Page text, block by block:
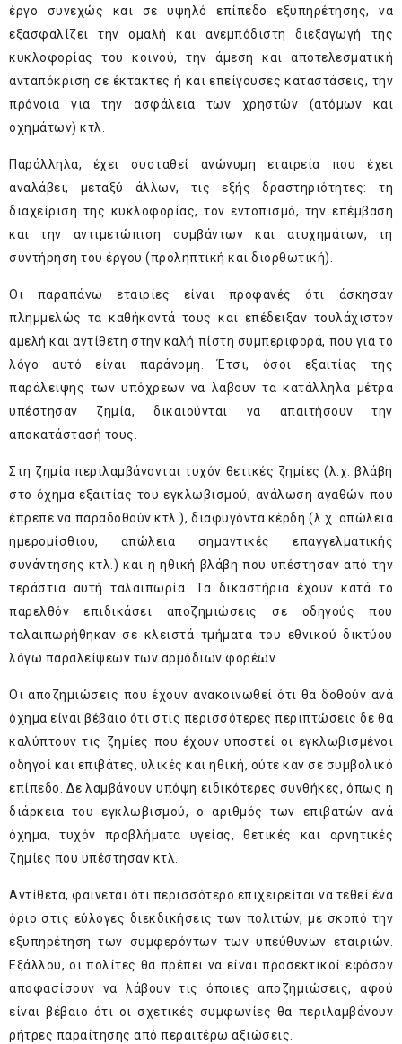
έργο συνεχώς και σε υψηλό επίπεδο εξυπηρέτησης, να
εξασφαλίζει την ομαλή και ανεμπόδιστη διεξαγωγή της
κυκλοφορίας του κοινού, την άμεση και αποτελεσματική
ανταπόκριση σε έκτακτες ή και επείγουσες καταστάσεις, την
πρόνοια για την ασφάλεια των χρηστών (ατόμων και
οχημάτων) κτλ.
Παράλληλα, έχει συσταθεί ανώνυμη εταιρεία που έχει
αναλάβει, μεταξύ άλλων, τις εξής δραστηριότητες: τη
διαχείριση της κυκλοφορίας, τον εντοπισμό, την επέμβαση
και την αντιμετώπιση συμβάντων και ατυχημάτων, τη
συντήρηση του έργου (προληπτική και διορθωτική).
Οι παραπάνω εταιρίες είναι προφανές ότι άσκησαν
πλημμελώς τα καθήκοντά τους και επέδειξαν τουλάχιστον
αμελή και αντίθετη στην καλή πίστη συμπεριφορά, που για το
λόγο αυτό είναι παράνομη. Έτσι, όσοι εξαιτίας της
παράλειψης των υπόχρεων να λάβουν τα κατάλληλα μέτρα
υπέστησαν ζημία, δικαιούνται να απαιτήσουν την
αποκατάστασή τους.
Στη ζημία περιλαμβάνονται τυχόν θετικές ζημίες (λ.χ. βλάβη
στο όχημα εξαιτίας του εγκλωβισμού, ανάλωση αγαθών που
έπρεπε να παραδοθούν κτλ.), διαφυγόντα κέρδη (λ.χ. απώλεια
ημερομίσθιου, απώλεια σημαντικές επαγγελματικής
συνάντησης κτλ.) και η ηθική βλάβη που υπέστησαν από την
τεράστια αυτή ταλαιπωρία. Τα δικαστήρια έχουν κατά το
παρελθόν επιδικάσει αποζημιώσεις σε οδηγούς που
ταλαιπωρήθηκαν σε κλειστά τμήματα του εθνικού δικτύου
λόγω παραλείψεων των αρμόδιων φορέων.
Οι αποζημιώσεις που έχουν ανακοινωθεί ότι θα δοθούν ανά
όχημα είναι βέβαιο ότι στις περισσότερες περιπτώσεις δε θα
καλύπτουν τις ζημίες που έχουν υποστεί οι εγκλωβισμένοι
οδηγοί και επιβάτες, υλικές και ηθική, ούτε καν σε συμβολικό
επίπεδο. Δε λαμβάνουν υπόψη ειδικότερες συνθήκες, όπως η
διάρκεια του εγκλωβισμού, ο αριθμός των επιβατών ανά
όχημα, τυχόν προβλήματα υγείας, θετικές και αρνητικές
ζημίες που υπέστησαν κτλ.
Αντίθετα, φαίνεται ότι περισσότερο επιχειρείται να τεθεί ένα
όριο στις εύλογες διεκδικήσεις των πολιτών, με σκοπό την
εξυπηρέτηση των συμφερόντων των υπεύθυνων εταιριών.
Εξάλλου, οι πολίτες θα πρέπει να είναι προσεκτικοί εφόσον
αποφασίσουν να λάβουν τις όποιες αποζημιώσεις, αφού
είναι βέβαιο ότι οι σχετικές συμφωνίες θα περιλαμβάνουν
ρήτρες παραίτησης από περαιτέρω αξιώσεις.